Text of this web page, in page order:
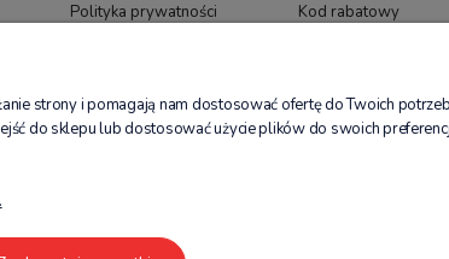
Polityka prywatności
Kod rabatowy
prowadzony jest przez spółkę MIDOKI SPÓŁKA Z
0001004615; BDO: 000584829; sąd rejestrowy, w którym
100 000,00 zł; NIP 6772486997, REGON 523755854, adres
Płatności:
strony i pomagają nam dostosować ofertę do Twoich
do sklepu lub dostosować użycie plików do swoich